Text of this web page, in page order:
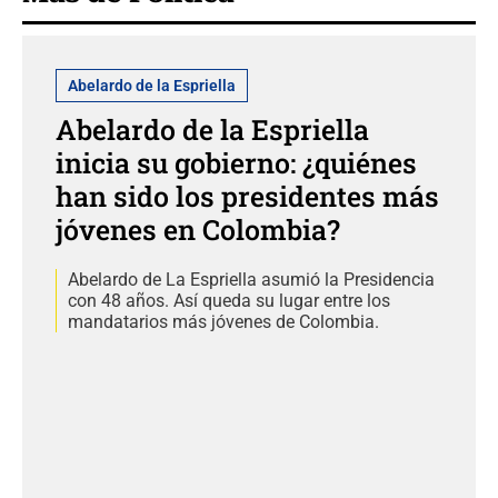
Abelardo de la Espriella
Abelardo de la Espriella
inicia su gobierno: ¿quiénes
han sido los presidentes más
jóvenes en Colombia?
Abelardo de La Espriella asumió la Presidencia
con 48 años. Así queda su lugar entre los
mandatarios más jóvenes de Colombia.